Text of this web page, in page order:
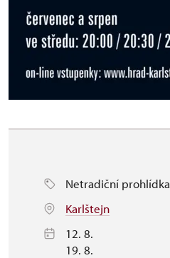
Netradiční prohlídka
Karlštejn
12. 8.
19. 8.